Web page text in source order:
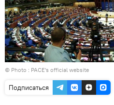
© Photo : PACE's official website
Подписаться